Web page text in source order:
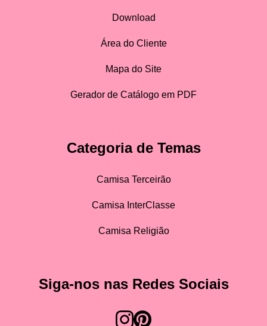
Download
Área do Cliente
Mapa do Site
Gerador de Catálogo em PDF
Categoria de Temas
Camisa Terceirão
Camisa InterClasse
Camisa Religião
Siga-nos nas Redes Sociais